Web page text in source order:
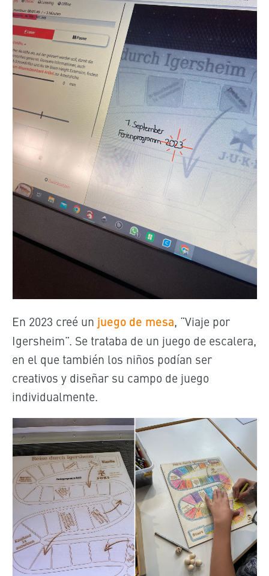
En 2023 creé un juego de mesa, “Viaje por
Igersheim”. Se trataba de un juego de escalera,
en el que también los niños podían ser
creativos y diseñar su campo de juego
individualmente.